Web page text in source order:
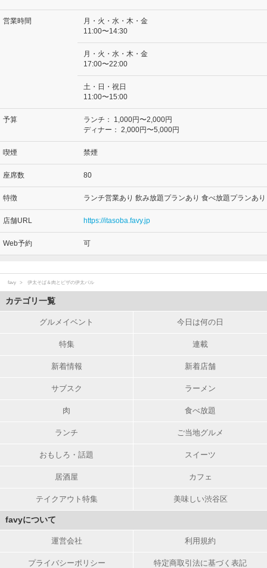
営業時間
月・火・水・木・金
11:00〜14:30
月・火・水・木・金
17:00〜22:00
土・日・祝日
11:00〜15:00
予算 ランチ：
1,000円〜2,000円
ディナー： 2,000円〜5,000円
喫煙 禁煙
座席数 80
特徴 ランチ営業あり 飲み放題プランあり 食べ放題プランあり
店舗URL https://itasoba.favy.jp
Web予約 可
favy 伊太そば＆肉とピザの伊太バル
カテゴリ一覧
グルメイベント 今日は何の日
特集 連載
新着情報 新着店舗
サブスク ラーメン
肉 食べ放題
ランチ ご当地グルメ
おもしろ・話題 スイーツ
居酒屋 カフェ
テイクアウト特集 美味しい渋谷区
favyについて
運営会社 利用規約
プライバシーポリシー 特定商取引法に基づく表記